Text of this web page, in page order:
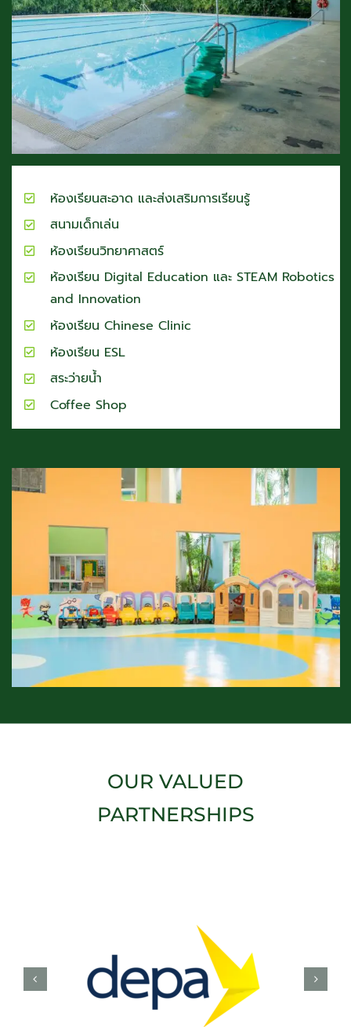
ห้องเรียนสะอาด และส่งเสริมการเรียนรู้
สนามเด็กเล่น
ห้องเรียนวิทยาศาสตร์
ห้องเรียน Digital Education และ STEAM Robotics
and Innovation
ห้องเรียน Chinese Clinic
ห้องเรียน ESL
สระว่ายน้ำ
Coffee Shop
OUR VALUED
PARTNERSHIPS